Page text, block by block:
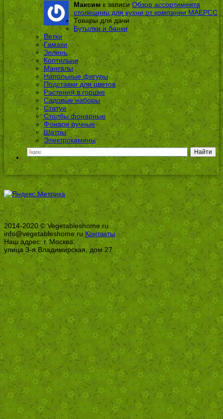
Максимк записиОбзор ассортимента
столешниц для кухни от компании МАЕРСС
Товары для дачи
Бутылки и банки
Ветки
Гамаки
Зелень
Коптильни
Мангалы
Напольные фигуры
Подставки для цветов
Растения в горшке
Садовые наборы
Статуи
Столбы фонарные
Фонари ручные
Шатры
Электрокамины
2014-2020 © Vegetableshome.ru
info@vegetableshome.ru Контакты
Наш адрес: г. Москва,
улица 3-я Владимирская, дом 27